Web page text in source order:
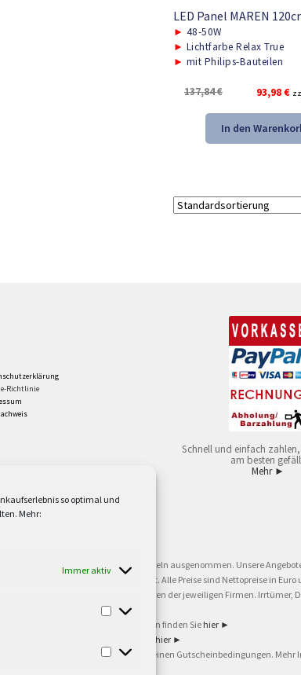
so optimal und
Mehr:
Immer aktiv
LED Panel MAREN
► 48-50W
► Lichtfarbe Relax True
► mit Philips-Bauteilen
137,84€
war:
137,84 €
93,98€
In den
Richtlinie
Schnell und einfach zahlen,
am besten
Mehr ►
ab 59,90 € Nettowarenwert. Inseln ausgenommen. Unsere
Tätigkeit. Kein Verkauf an privat. Alle Preise sind Nettopreise in
oder eingetragene Warenzeichen der jeweiligen Firmen.
und Zahlungsbedingungen finden Sie hier ►
hier ►
Es gelten unsere allgemeinen Gutscheinbedingungen. Mehr